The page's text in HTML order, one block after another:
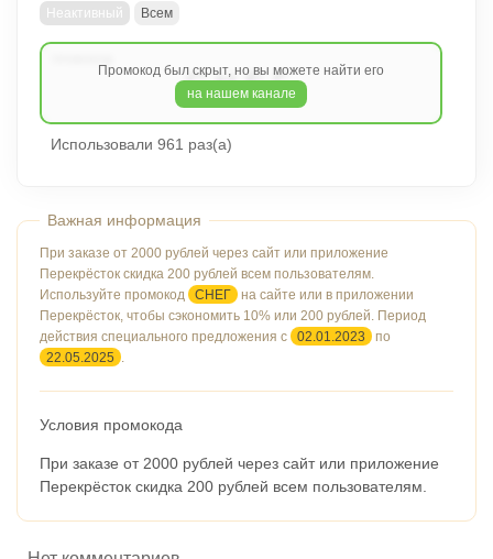
Неактивный Всем
Промокод был скрыт, но вы можете найти его
на нашем канале
СНЕГ
Использовали 961 раз(а)
При заказе от 2000 рублей через сайт или приложение
Перекрёсток скидка 200 рублей всем пользователям.
Используйте промокод
СНЕГ
на сайте или в приложении
Перекрёсток, чтобы сэкономить 10% или 200 рублей. Период
действия специального предложения с
02.01.2023
по
22.05.2025 .
Условия промокода
При заказе от 2000 рублей через сайт или приложение
Перекрёсток скидка 200 рублей всем пользователям.